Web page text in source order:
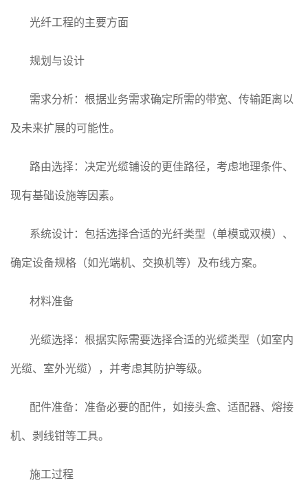
光纤工程的主要方面
规划与设计
需求分析：根据业务需求确定所需的带宽、传输距离以
及未来扩展的可能性。
路由选择：决定光缆铺设的更佳路径，考虑地理条件、
现有基础设施等因素。
系统设计：包括选择合适的光纤类型（单模或双模）、
确定设备规格（如光端机、交换机等）及布线方案。
材料准备
光缆选择：根据实际需要选择合适的光缆类型（如室内
光缆、室外光缆），并考虑其防护等级。
配件准备：准备必要的配件，如接头盒、适配器、熔接
机、剥线钳等工具。
施工过程